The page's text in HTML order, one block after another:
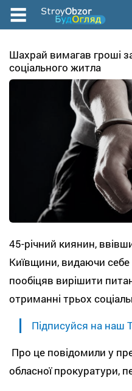
Перейти
содержанию
Шахрай вимагав гроші
соціального житла
45-річний киянин,
Київщини, видаючи
пообіцяв вирішити
отриманні трьох
Підписуйся на наш
Про це повідомили у
обласної прокуратури,